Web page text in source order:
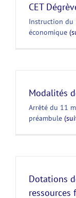
CET
Instruction du
économique
Modalités
Arrêté du 11
préambule
Dotations
ressources